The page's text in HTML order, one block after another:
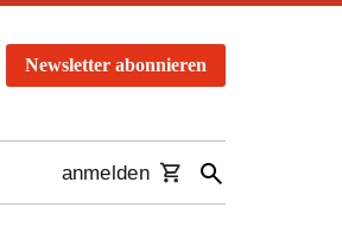
Newsletter abonnieren
anmelden